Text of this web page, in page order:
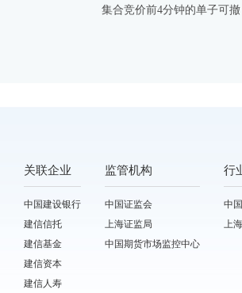
集合竞价前4分钟的单子可
关联企业
中国建设银行
建信信托
建信基金
建信资本
建信人寿
监管机构
中国证监会
上海证监局
中国期货市场监控中心
行
中
上